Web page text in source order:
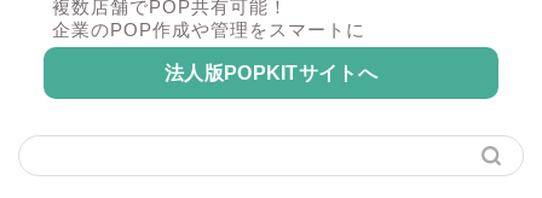
複数店舗でPOP共有可能！
企業のPOP作成や管理をスマートに
法人版POPKITサイトへ